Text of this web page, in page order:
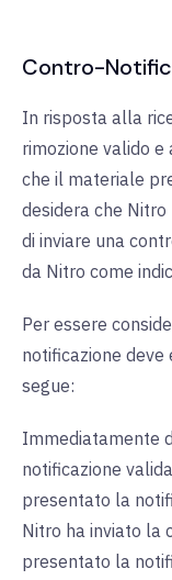
Contro-
In risposta alla
rimozione valido
che il materiale
desidera che
di inviare una
da Nitro come
Per essere
notificazione
segue:
Immediatamente
notificazione
presentato la
Nitro ha inviato la
presentato la